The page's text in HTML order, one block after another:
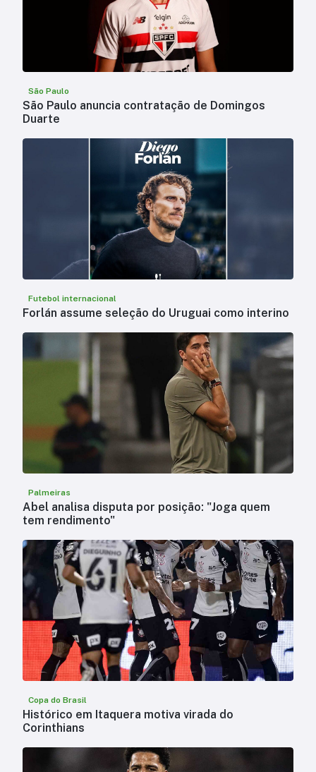
São Paulo
São Paulo anuncia contratação de Domingos
Duarte
Futebol internacional
Forlán assume seleção do Uruguai como interino
Palmeiras
Abel analisa disputa por posição: "Joga quem
tem rendimento"
Copa do Brasil
Histórico em Itaquera motiva virada do
Corinthians